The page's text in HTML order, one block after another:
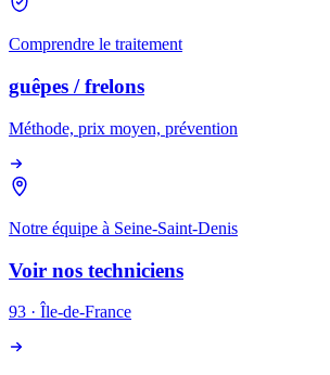
Comprendre le traitement
guêpes / frelons
Méthode, prix moyen, prévention
Notre équipe à Seine-Saint-Denis
Voir nos techniciens
93 · Île-de-France